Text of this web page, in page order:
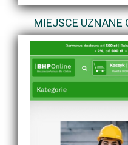
MIEJSCE UZNANE